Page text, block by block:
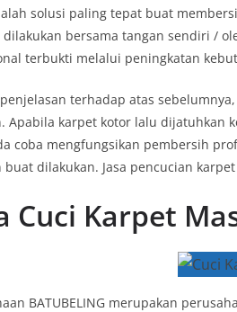
solusi paling tepat buat
bersama tangan sendiri /
terbukti melalui peningkatan
terhadap atas
Apabila karpet kotor lalu dijatuhkan
coba mengfungsikan pembersih
buat dilakukan. Jasa pencucian
Cuci Karpet
BATUBELING merupakan